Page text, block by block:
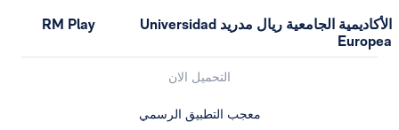
الأكاديمية الجامعية ريال مدريد Universidad RM Play
معجب التطبيق الرسمي